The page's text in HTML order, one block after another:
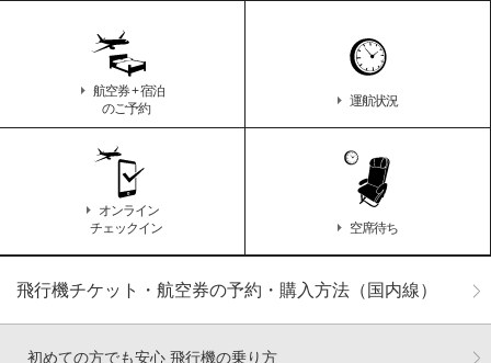
飛行機チケット・航空券の予約・購入方法（国内線）
初めての方でも安心 飛行機の乗り方
航空券 + 宿泊
のご予約
運航状況
オンライン
チェックイン
空席待ち